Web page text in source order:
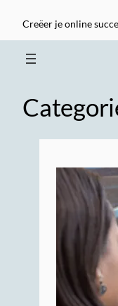
Creëer je online